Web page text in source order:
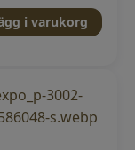
i varukorg